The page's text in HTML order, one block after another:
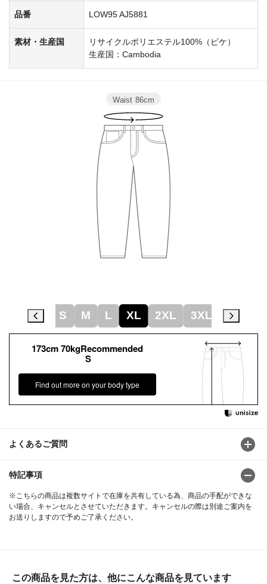
品番 LOW95 AJ5881
素材・生産国
リサイクルポリエステル100%（ピケ）
生産国：Cambodia
よくあるご質問
特記事項
※こちらの商品は複数サイトで在庫を共有している為、商品の手配ができな
い場合、キャンセルとさせていただきます。キャンセルの際は別途ご案内を
お送りしますので予めご了承ください。
173cm 70kgRecommended
S
Find out more on your body type
Waist 86cm
XS S M L XL 2XL 3XL 4XL
この商品を見た方は、他にこんな商品を見ています